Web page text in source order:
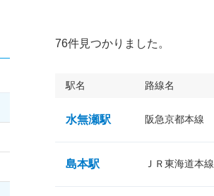
76件見つかりました。
駅名 路線名
水無瀬駅 阪急京都本線
島本駅 ＪＲ東海道本線